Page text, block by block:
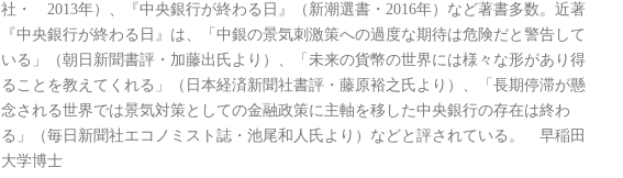
社・ 2013年）、『中央銀行が終わる日』（新潮選書・2016年）など著書多数。近著
『中央銀行が終わる日』は、「中銀の景気刺激策への過度な期待は危険だと警告して
いる」（朝日新聞書評・加藤出氏より）、「未来の貨幣の世界には様々な形があり得
ることを教えてくれる」（日本経済新聞社書評・藤原裕之氏より）、「長期停滞が懸
念される世界では景気対策としての金融政策に主軸を移した中央銀行の存在は終わ
る」（毎日新聞社エコノミスト誌・池尾和人氏より）などと評されている。 早稲田
大学博士